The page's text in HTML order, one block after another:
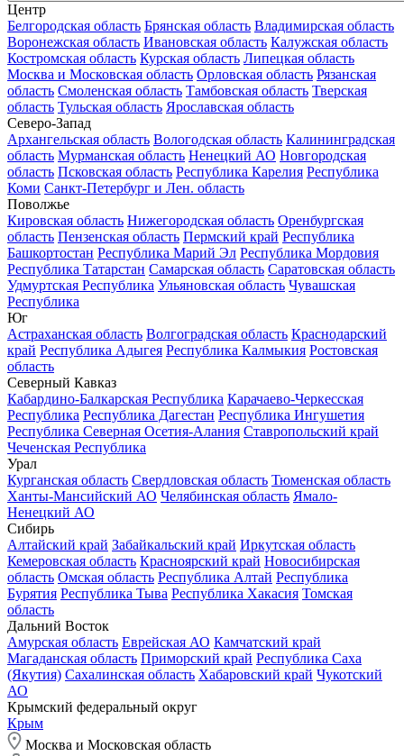
Центр
Белгородская область Брянская область Владимирская область
Воронежская область Ивановская область Калужская область
Костромская область Курская область Липецкая область
Москва и Московская область Орловская область Рязанская
область Смоленская область Тамбовская область Тверская
область Тульская область Ярославская область
Северо-Запад
Архангельская область Вологодская область Калининградская
область Мурманская область Ненецкий АО Новгородская
область Псковская область Республика Карелия Республика
Коми Санкт-Петербург и Лен. область
Поволжье
Кировская область Нижегородская область Оренбургская
область Пензенская область Пермский край Республика
Башкортостан Республика Марий Эл Республика Мордовия
Республика Татарстан Самарская область Саратовская область
Удмуртская Республика Ульяновская область Чувашская
Республика
Юг
Астраханская область Волгоградская область Краснодарский
край Республика Адыгея Республика Калмыкия Ростовская
область
Северный Кавказ
Кабардино-Балкарская Республика Карачаево-Черкесская
Республика Республика Дагестан Республика Ингушетия
Республика Северная Осетия-Алания Ставропольский край
Чеченская Республика
Урал
Курганская область Свердловская область Тюменская область
Ханты-Мансийский АО Челябинская область Ямало-
Ненецкий АО
Сибирь
Алтайский край Забайкальский край Иркутская область
Кемеровская область Красноярский край Новосибирская
область Омская область Республика Алтай Республика
Бурятия Республика Тыва Республика Хакасия Томская
область
Дальний Восток
Амурская область Еврейская АО Камчатский край
Магаданская область Приморский край Республика Саха
(Якутия) Сахалинская область Хабаровский край Чукотский
АО
Крымский федеральный округ
Крым
Москва и Московская область